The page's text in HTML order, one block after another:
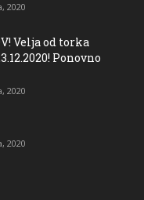
2020
Velja od torka
Ponovno
2020
2020